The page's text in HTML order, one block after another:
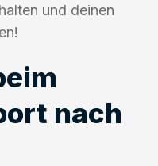
und deinen
nach